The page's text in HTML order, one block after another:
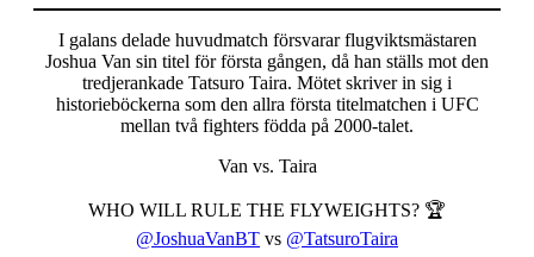
I galans delade huvudmatch försvarar flugviktsmästaren
Joshua Van sin titel för första gången, då han ställs mot den
tredjerankade Tatsuro Taira. Mötet skriver in sig i
historieböckerna som den allra första titelmatchen i UFC
mellan två fighters födda på 2000-talet.
Van vs. Taira
WHO WILL RULE THE FLYWEIGHTS? 🏆
@JoshuaVanBT vs @TatsuroTaira